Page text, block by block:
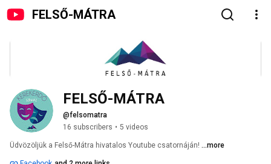
FELSŐ-MÁTRA
FELSŐ-MÁTRA
@felsomatra
16 subscribers • 5 videos
Üdvözöljük a Felső-Mátra hivatalos Youtube csatornáján! ...more